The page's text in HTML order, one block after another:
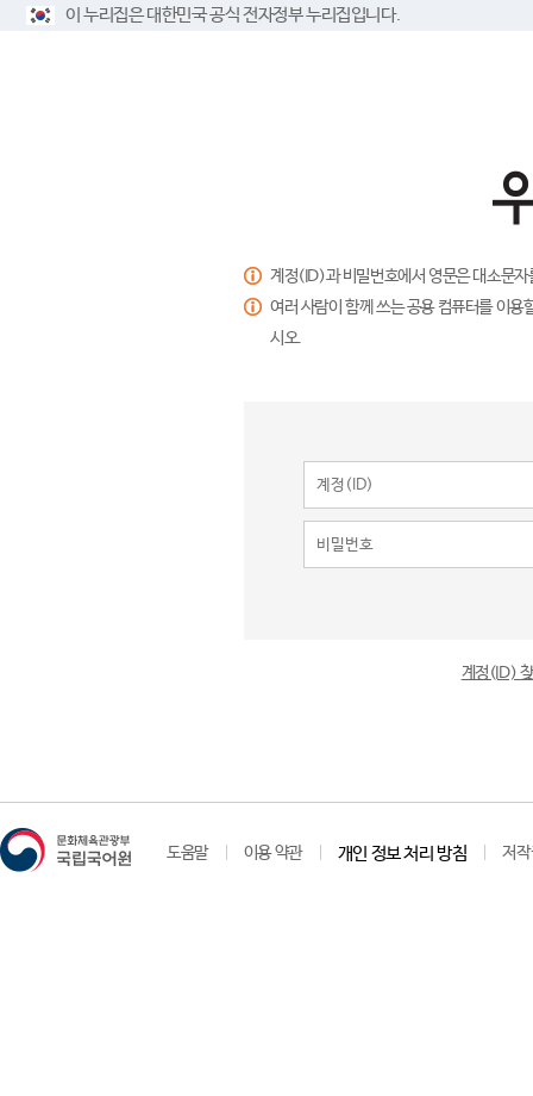
이 누리집은 대한민국 공식 전자정부 누리집입니다.
계정(ID)과 비밀번호에서 영문은 대소문
여러 사람이 함께 쓰는 공용 컴퓨터를 이
시오.
계정(ID)
도움말 이용 약관 개인 정보 처리 방침 저